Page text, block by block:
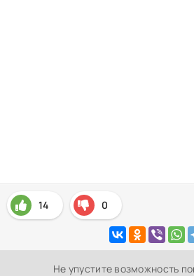
14 0
Не упустите возможность